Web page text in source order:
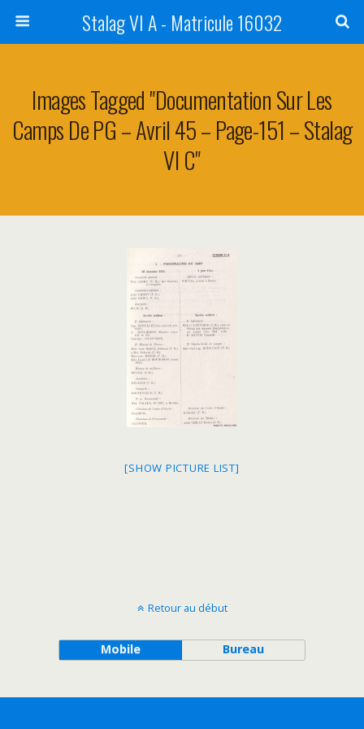
Stalag VI A - Matricule 16032
Images Tagged "Documentation Sur Les
Camps De PG – Avril 45 – Page-151 – Stalag
VI C"
[SHOW PICTURE LIST]
Retour au début
Mobile Bureau